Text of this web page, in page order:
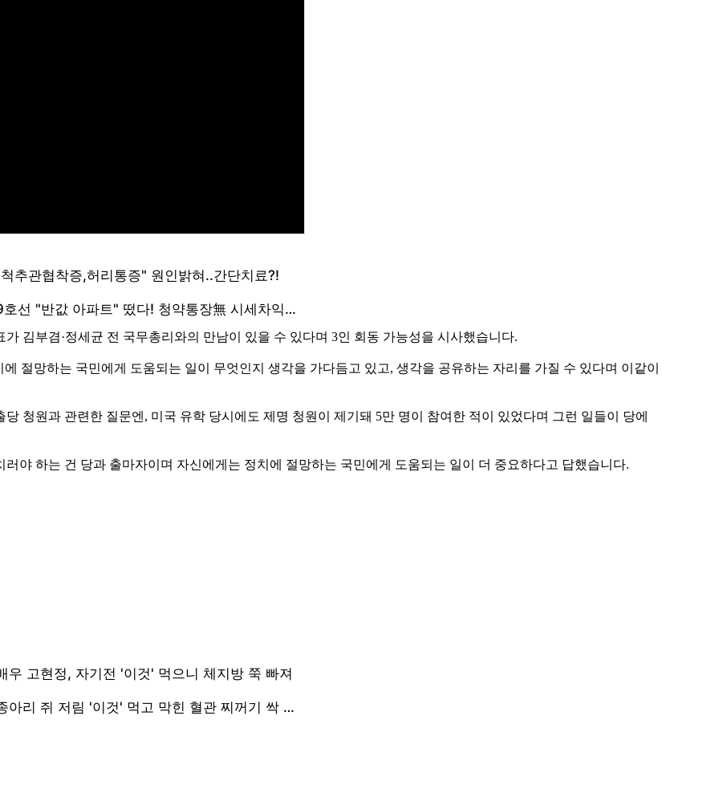
김부겸·정세균 전 국무총리와의 만남이 있을 수 있다며 3인 회동 가능성을 시사했습니다.
절망하는 국민에게 도움되는 일이 무엇인지 생각을 가다듬고 있고, 생각을 공유하는 자리를 가질 수 있다며 이같이
청원과 관련한 질문엔, 미국 유학 당시에도 제명 청원이 제기돼 5만 명이 참여한 적이 있었다며 그런 일들이 당에
야 하는 건 당과 출마자이며 자신에게는 정치에 절망하는 국민에게 도움되는 일이 더 중요하다고 답했습니다.